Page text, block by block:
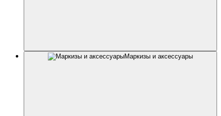
Маркизы и аксессуары